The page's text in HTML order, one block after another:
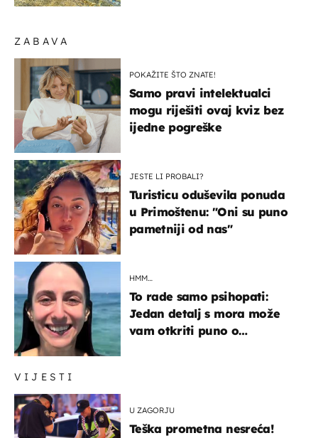
VIJESTI
U ZAGORJU
Teška prometna nesreća!
ZABAVA
POKAŽITE ŠTO ZNATE!
Samo pravi intelektualci
mogu riješiti ovaj kviz bez
ijedne pogreške
JESTE LI PROBALI?
Turisticu oduševila ponuda
u Primoštenu: "Oni su puno
pametniji od nas"
HMM…
To rade samo psihopati:
Jedan detalj s mora može
vam otkriti puno o